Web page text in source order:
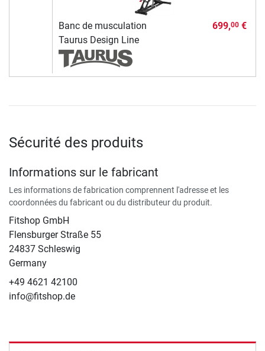
Banc de musculation
Taurus Design Line
699,00€
Sécurité des produits
Informations sur le fabricant
Les informations de fabrication comprennent l'adresse et les
coordonnées du fabricant ou du distributeur du produit.
Fitshop GmbH
Flensburger Straße 55
24837 Schleswig
Germany
+49 4621 42100
info@fitshop.de